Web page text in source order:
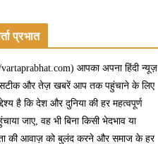
प्रभात
vartaprabhat.com) आपका अपना हिंदी न्यूज़
सटीक और तेज़ खबरें आप तक पहुंचाने के लिए
है कि देश और दुनिया की हर महत्वपूर्ण
जाए, वह भी बिना किसी भेदभाव या
की आवाज़ को बुलंद करने और समाज के हर